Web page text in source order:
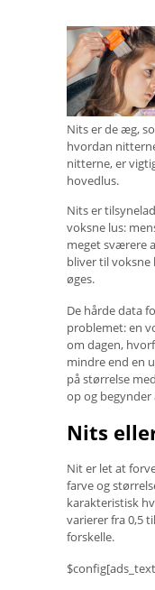
Nits er de æg,
hvordan
nitterne, er
hovedlus.
Nits er
voksne lus:
meget sværere
bliver til voksne
øges.
De hårde data
problemet: en
om dagen,
mindre end en
på størrelse
op og begynder
Nits
Nit er let at
farve og
karakteristisk
varierer fra 0,5
forskelle.